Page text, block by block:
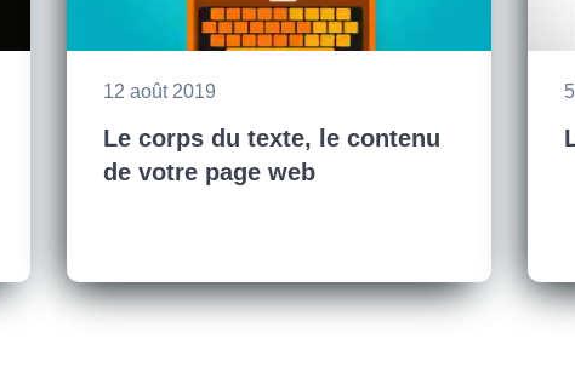
12 août 2019
Le corps du texte, le contenu
de votre page web